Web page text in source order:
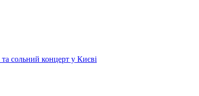
сольний концерт у Києві